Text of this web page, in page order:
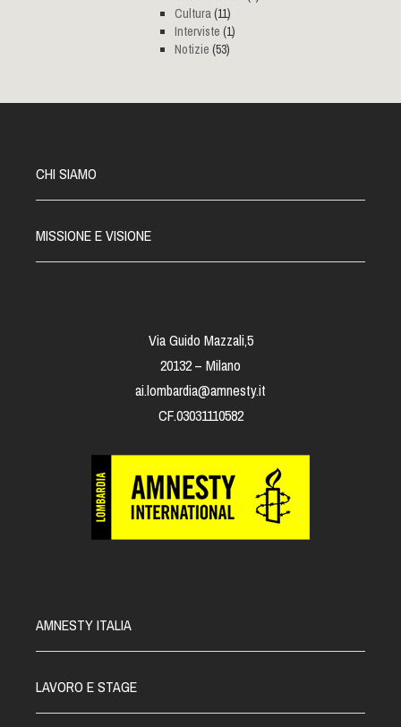
Cultura(11)
Interviste (1)
Notizie (53)
CHI SIAMO
MISSIONE E VISIONE
Via Guido Mazzali,5
20132 – Milano
ai.lombardia@amnesty.it
CF.03031110582
AMNESTY ITALIA
LAVORO E STAGE